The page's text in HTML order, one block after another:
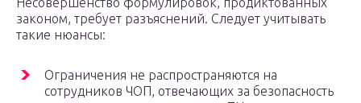
законом, требует разъяснений. Следует учитывать
такие нюансы:
Ограничения не распространяются на
сотрудников ЧОП, отвечающих за безопасность